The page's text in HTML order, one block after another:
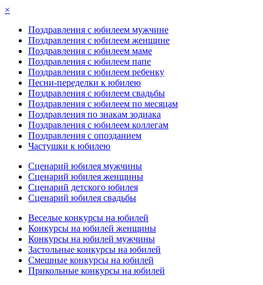
×
Поздравления с юбилеем мужчине
Поздравления с юбилеем женщине
Поздравления с юбилеем маме
Поздравления с юбилеем папе
Поздравления с юбилеем ребенку
Песни-переделки к юбилею
Поздравления с юбилеем свадьбы
Поздравления с юбилеем по месяцам
Поздравления по знакам зодиака
Поздравления с юбилеем коллегам
Поздравления с опозданием
Частушки к юбилею
Сценарий юбилея мужчины
Сценарий юбилея женщины
Сценарий детского юбилея
Сценарий юбилея свадьбы
Веселые конкурсы на юбилей
Конкурсы на юбилей женщины
Конкурсы на юбилей мужчины
Застольные конкурсы на юбилей
Смешные конкурсы на юбилей
Прикольные конкурсы на юбилей